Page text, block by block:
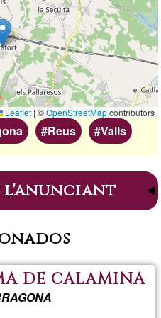
Leaflet | ©OpenStreetMapcontributors
Reus Valls
l'anunciant
DE CALAMINA